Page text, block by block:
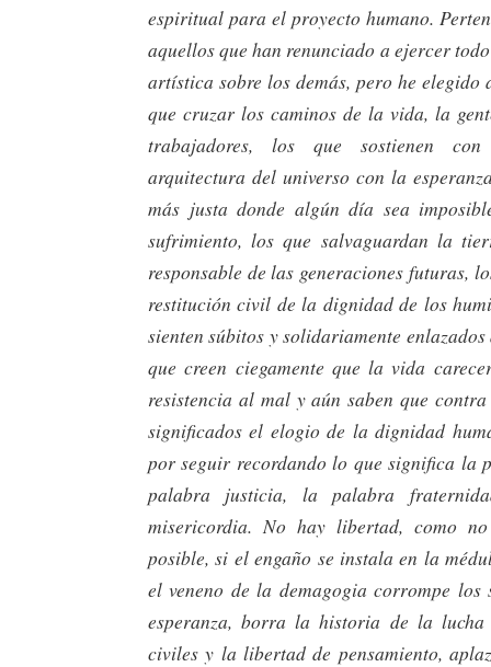
espiritual para el proyecto humano.
aquellos que han renunciado a ejercer
artística sobre los demás, pero he elegido
que cruzar los caminos de la vida, la
trabajadores, los que sostienen
arquitectura del universo con la
más justa donde algún día sea
sufrimiento, los que salvaguardan la
responsable de las generaciones futuras,
restitución civil de la dignidad de los
sienten súbitos y solidariamente
que creen ciegamente que la vida
resistencia al mal y aún saben que
significados el elogio de la dignidad
por seguir recordando lo que significa la
palabra justicia, la palabra
misericordia. No hay libertad, como
posible, si el engaño se instala en la
el veneno de la demagogia corrompe
esperanza, borra la historia de la lucha
civiles y la libertad de pensamiento,